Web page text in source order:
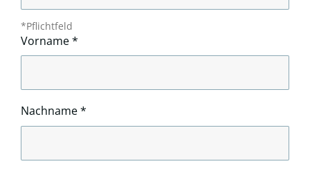
*Pflichtfeld
Vorname*
Nachname*